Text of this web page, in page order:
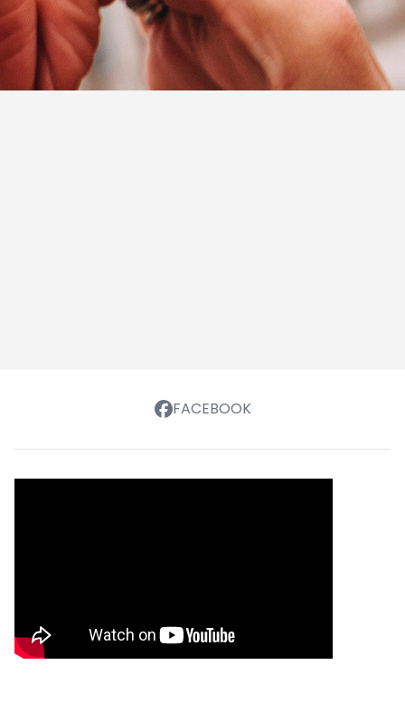
FACEBOOK